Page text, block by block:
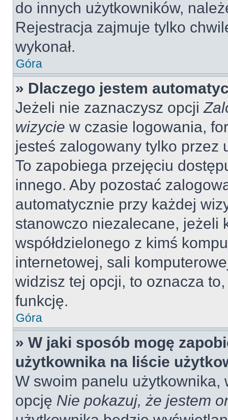
do innych użytkowników,
Rejestracja zajmuje tylko
wykonał.
Góra
» Dlaczego jestem
Jeżeli nie zaznaczysz opcji
wizycie w czasie logowania,
jesteś zalogowany tylko przez
To zapobiega przejęciu
innego. Aby pozostać
automatycznie przy każdej
stanowczo niezalecane, jeżeli
współdzielonego z kimś
internetowej, sali
widzisz tej opcji, to oznacza
funkcję.
Góra
» W jaki sposób mogę
użytkownika na liście
W swoim panelu użytkownika,
opcję Nie pokazuj, że jestem